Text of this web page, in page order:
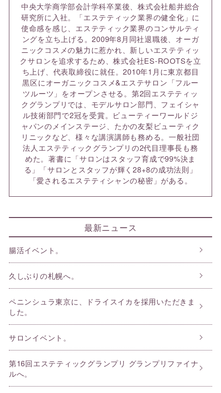
中央大学商学部会計学科卒業後、株式会社船井総合
研究所に入社。「エステティック業界の健全化」に
使命感を感じ、エステティック業界のコンサルティ
ングを立ち上げる。2009年8月同社退職後、オーガ
ニックコスメの魅力に惹かれ、新しいエステティッ
クサロンを追求するため、株式会社ES-ROOTSを立
ち上げ、代表取締役に就任。2010年1月に東京都目
黒区にオーガニックコスメ&エステサロン「フルー
ツルーツ」をオープンさせる。第2回エステティッ
クグランプリでは、モデルサロン部門、フェイシャ
ル技術部門で2冠を受賞。ビューティーワールドジ
ャパンのメインステージ、たかの友梨ビューティク
リニックなど、様々な講演講師も務める。一般社団
法人エステティックグランプリの2代目理事長も務
めた。著書に「サロンはスタッフ育成で99%決ま
る」「サロンとスタッフが輝く28+8の成功法則」
「愛されるエステティシャンの秘密」がある。
最新ニュース
腸活イベント。
久しぶりの札幌へ。
ペニンシュラ東京に、ドライスイカを採用いただきま
した。
サロンイベント。
第16回エステティックグランプリ グランプリファイナ
ルへ。